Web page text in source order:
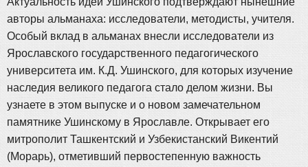
авторы альманаха: исследователи, методисты, учителя.
Особый вклад в альманах внесли исследователи из
Ярославского государственного педагогического
университета им. К.Д. Ушинского, для которых изучение
наследия великого педагога стало делом жизни. Вы
узнаете в этом выпуске и о новом замечательном
памятнике Ушинскому в Ярославле. Открывает его
митрополит Ташкентский и Узбекистанский Викентий
(Морарь), отметивший первостепенную важность